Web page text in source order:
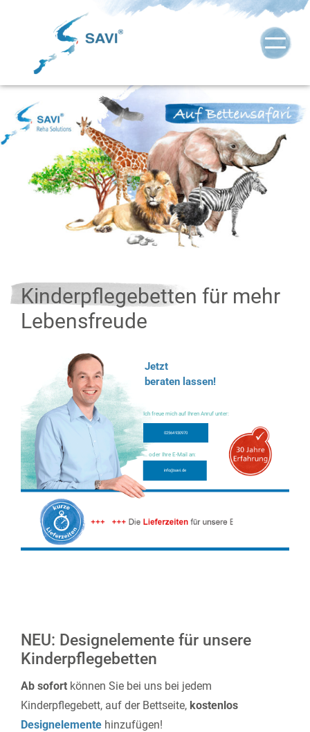
Kinderpflegebetten für mehr
Lebensfreude
Jetzt
beraten lassen!
Ich freue mich auf Ihren Anruf unter:
... oder Ihre E-Mail an:
02564 930970
info@savi.de
NEU: Designelemente für unsere
Kinderpflegebetten
Ab sofort können Sie bei uns bei jedem
Kinderpflegebett, auf der Bettseite, kostenlos
Designelemente hinzufügen!